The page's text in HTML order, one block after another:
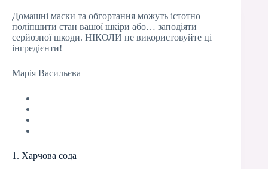
Домашні маски та обгортання можуть істотно
поліпшити стан вашої шкіри або… заподіяти
серйозної шкоди. НІКОЛИ не використовуйте ці
інгредієнти!
Марія Васильєва
1. Харчова сода